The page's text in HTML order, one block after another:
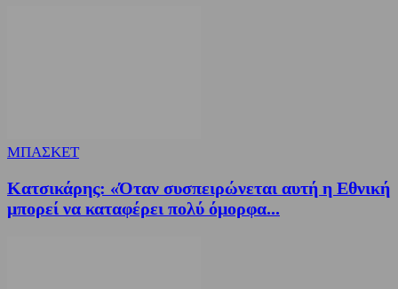
ΜΠΑΣΚΕΤ
Κατσικάρης: «Όταν συσπειρώνεται αυτή η Εθνική
μπορεί να καταφέρει πολύ όμορφα...